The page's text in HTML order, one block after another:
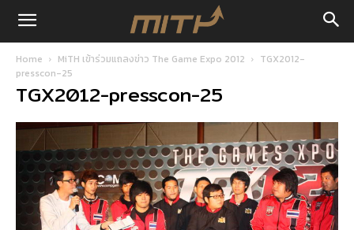
Home MiTH เข้าร่วมแถลงข่าว The Game Expo 2012
TGX2012-
presscon-25
TGX2012-presscon-25